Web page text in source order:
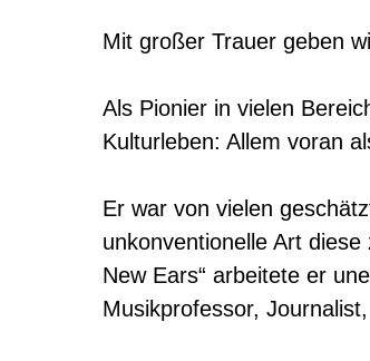
Mit großer Trauer geben
Als Pionier in vielen
Kulturleben: Allem voran
Er war von vielen
unkonventionelle Art
New Ears“ arbeitete er
Musikprofessor,